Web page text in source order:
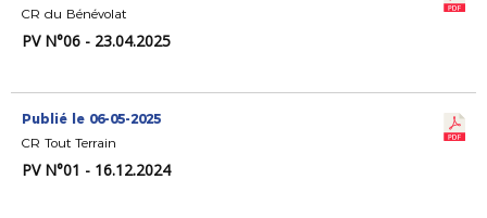
CR du Bénévolat
PV N°06 - 23.04.2025
Publié le 06-05-2025
CR Tout Terrain
PV N°01 - 16.12.2024